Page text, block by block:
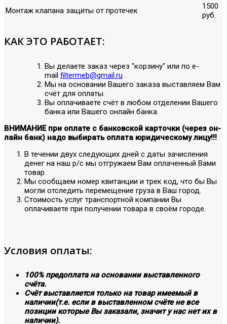
Монтаж клапана защиты от протечек
1500
руб.
КАК ЭТО РАБОТАЕТ:
Вы делаете заказ через "корзину" или по е-
mail filtermeb@gmail.ru .
Мы на основании Вашего заказа выставляем Вам
счёт для оплаты.
Вы оплачиваете счёт в любом отделении Вашего
банка или Вашего онлайн банка.
ВНИМАНИЕ при оплате с банковской карточки (через он-
лайн банк) надо выбирать оплата юридическому лицу!!!
В течении двух следующих дней с даты зачисления
денег на наш р/с мы отгружаем Вам оплаченный Вами
товар.
Мы сообщаем номер квитанции и трек код, что бы Вы
могли отследить перемещение груза в Ваш город.
Стоимость услуг транспортной компании Вы
оплачиваете при получении товара в своём городе.
Условия оплаты:
100% предоплата на основании выставленного
счёта.
Счёт выставляется только на товар имеемый в
наличии(т.е. если в выставленном счёте не все
позиции которые Вы заказали, значит у нас нет их в
наличии).